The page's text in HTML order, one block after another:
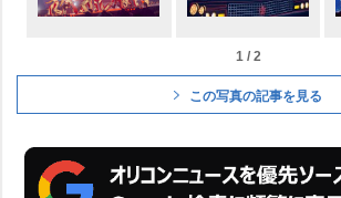
1 / 2
この写真の記事を見る